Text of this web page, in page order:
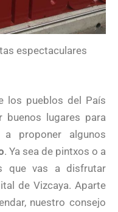
espectaculares
los pueblos del País
buenos lugares para
proponer algunos
. Ya sea de pintxos o a
que vas a disfrutar
de Vizcaya. Aparte
nuestro consejo